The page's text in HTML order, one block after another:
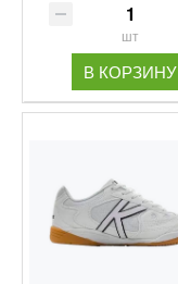
шт
В КОРЗИНУ